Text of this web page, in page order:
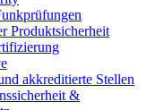
Produktsicherheit
akkreditierte Stellen
&